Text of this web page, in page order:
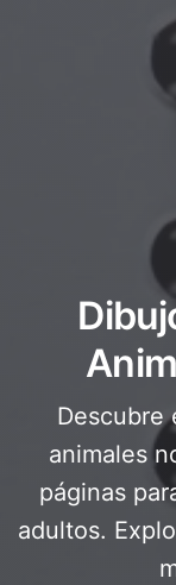
Descubre
animales
páginas
adultos.